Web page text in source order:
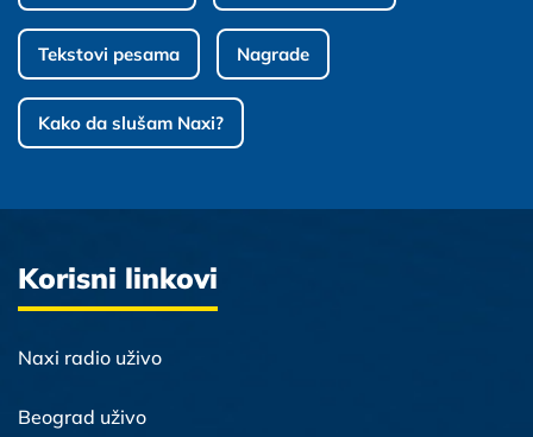
Tekstovi pesama Nagrade
Kako da slušam Naxi?
Korisni linkovi
Naxi radio uživo
Beograd uživo